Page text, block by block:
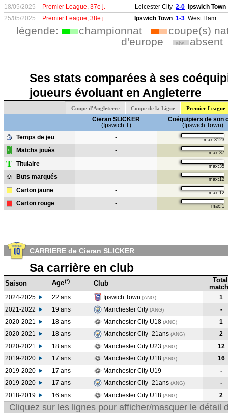
18/05/2025
Premier League, 37e j. Leicester City 2-0
Ipswich Town
25/05/2025
Premier League, 38e j. Ipswich Town 1-3 West Ham
légende: championnat
coupe(s)
d'europe
abs. absent
Ses stats comparées à ses
joueurs évoluant en Angleterre
Coupe d'Angleterre Coupe de la Ligue Premier League
Cieran SLICKER
(Ipswich T)
Coéquipiers de son
(Ipswich Town)
Temps de jeu
- max:3123
Matchs joués - max:37
T Titulaire - max:35
Buts marqués - max:12
Carton jaune - max:12
Carton rouge - max:1
CARRIERE de Cieran SLICKER
Sa carrière en club
Saison Age(*) Club
Total
2024-2025 22 ans Ipswich Town (ANG)
1
2021-2022
19 ans Manchester City (ANG)
-
2020-2021
18 ans Manchester City U18 (ANG)
1
2020-2021
18 ans Manchester City -21ans (ANG)
2
2020-2021
18 ans Manchester City U23 (ANG)
12
2019-2020
17 ans Manchester City U18 (ANG)
16
2019-2020
17 ans Manchester City U19
-
2019-2020
17 ans Manchester City -21ans (ANG)
-
2018-2019
16 ans Manchester City U18 (ANG) 2
Cliquez sur les lignes pour afficher/masquer le détail